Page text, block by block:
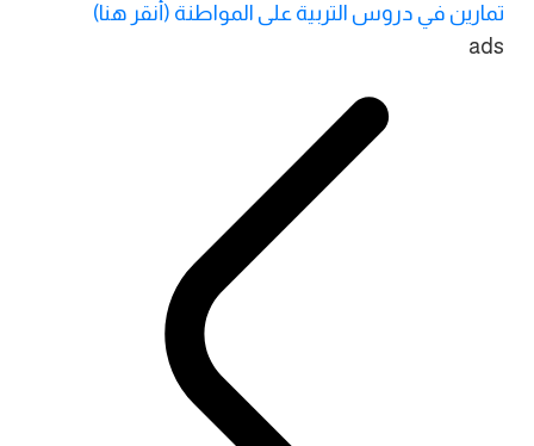
تمارين في دروس التربية على المواطنة (أنقر هنا)
ads